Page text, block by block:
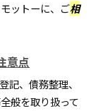
ットーに、ご相
意点
記、債務整理、
般を取り扱って